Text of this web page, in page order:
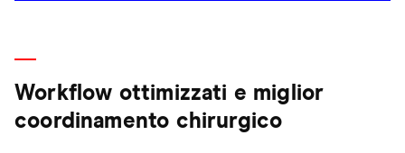
Workflow ottimizzati e miglior
coordinamento chirurgico